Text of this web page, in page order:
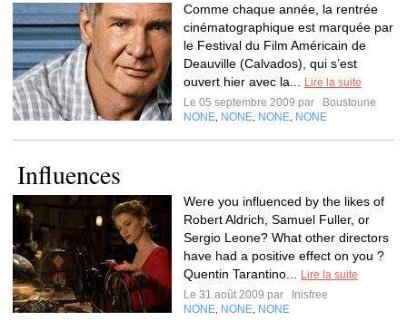
Comme chaque année, la rentrée
cinématographique est marquée par
le Festival du Film Américain de
Deauville (Calvados), qui s’est
ouvert hier avec la...
Lire la suite
Le 05 septembre 2009 par
Boustoune
NONE NONE NONE NONE
Influences
Were you influenced by the likes of
Robert Aldrich, Samuel Fuller, or
Sergio Leone? What other directors
have had a positive effect on you ?
Quentin Tarantino...
Lire la suite
Le 31 août 2009 par
Inisfree
NONE NONE NONE